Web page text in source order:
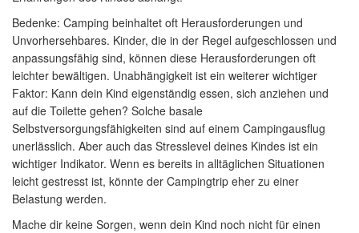
Bedenke: Camping beinhaltet oft Herausforderungen und
Unvorhersehbares. Kinder, die in der Regel aufgeschlossen und
anpassungsfähig sind, können diese Herausforderungen oft
leichter bewältigen. Unabhängigkeit ist ein weiterer wichtiger
Faktor: Kann dein Kind eigenständig essen, sich anziehen und
auf die Toilette gehen? Solche basale
Selbstversorgungsfähigkeiten sind auf einem Campingausflug
unerlässlich. Aber auch das Stresslevel deines Kindes ist ein
wichtiger Indikator. Wenn es bereits in alltäglichen Situationen
leicht gestresst ist, könnte der Campingtrip eher zu einer
Belastung werden.
Mache dir keine Sorgen, wenn dein Kind noch nicht für einen